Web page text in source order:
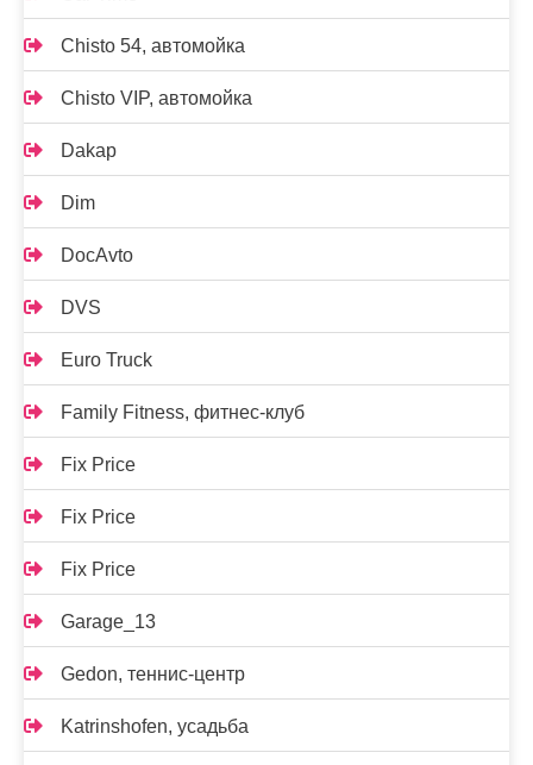
Chisto 54, автомойка
Chisto VIP, автомойка
Dakap
Dim
DocAvto
DVS
Euro Truck
Family Fitness, фитнес-клуб
Fix Price
Fix Price
Fix Price
Garage_13
Gedon, теннис-центр
Katrinshofen, усадьба